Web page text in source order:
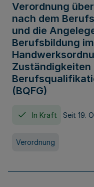
Verordnung
nach dem
und die
Berufsbildung
Zuständigkeiten
(BQFG)
In Kraft Seit 19.
Verordnung